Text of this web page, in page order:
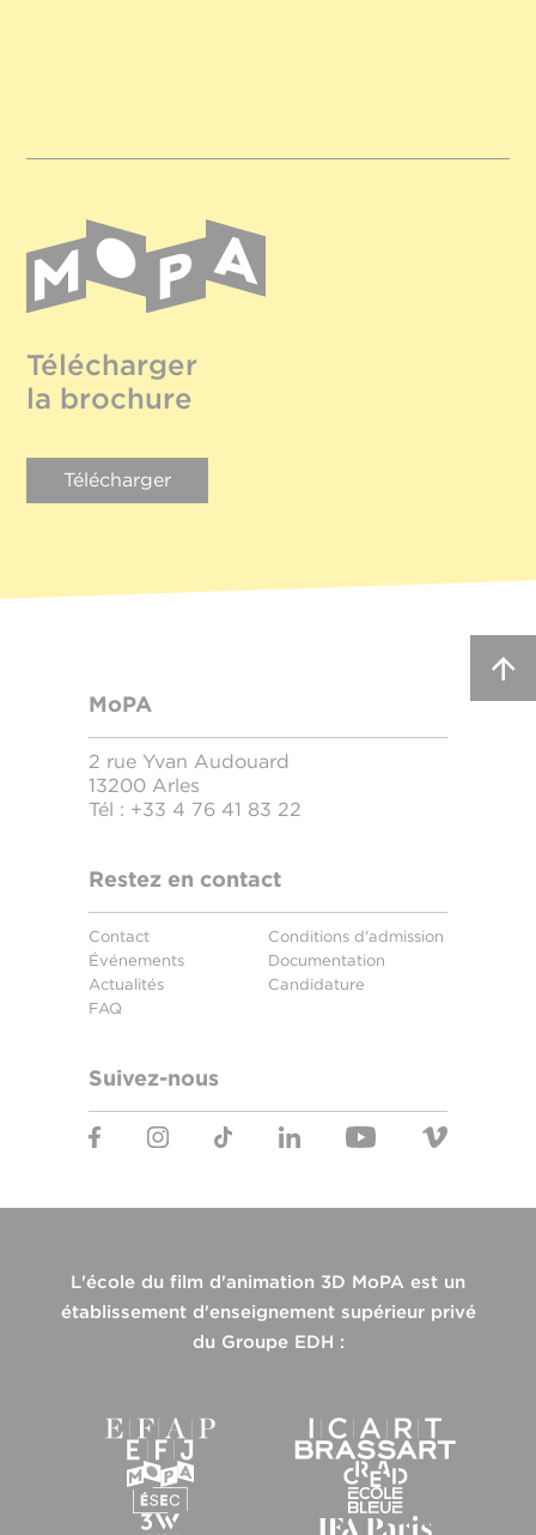
Télécharger
la brochure
Télécharger
MoPA
2 rue Yvan Audouard
13200 Arles
Tél : +33 4 76 41 83 22
Restez en contact
Contact
Événements
Actualités
FAQ
Conditions d'admission
Documentation
Candidature
Suivez-nous
L'école du film d'animation 3D MoPA est un
établissement d'enseignement supérieur privé
du Groupe EDH :